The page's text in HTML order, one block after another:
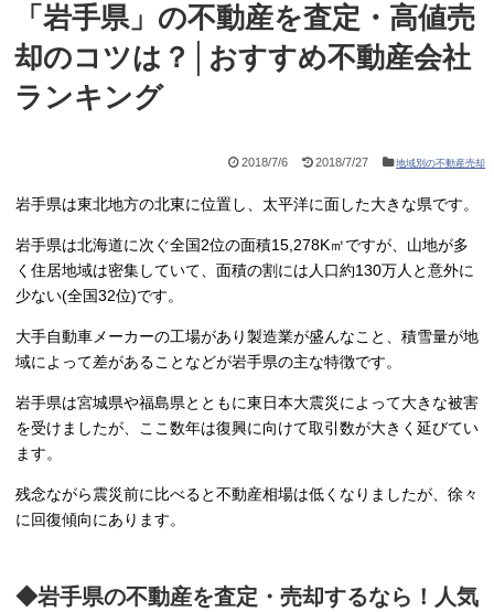
「岩手県」の不動産を査定・高値売
却のコツは？│おすすめ不動産会社
ランキング
2018/7/6 2018/7/27 地域別の不動産売却
岩手県は東北地方の北東に位置し、太平洋に面した大きな県です。
岩手県は北海道に次ぐ全国2位の面積15,278K㎡ですが、山地が多
く住居地域は密集していて、面積の割には人口約130万人と意外に
少ない(全国32位)です。
大手自動車メーカーの工場があり製造業が盛んなこと、積雪量が地
域によって差があることなどが岩手県の主な特徴です。
岩手県は宮城県や福島県とともに東日本大震災によって大きな被害
を受けましたが、ここ数年は復興に向けて取引数が大きく延びてい
ます。
残念ながら震災前に比べると不動産相場は低くなりましたが、徐々
に回復傾向にあります。
◆岩手県の不動産を査定・売却するなら！人気